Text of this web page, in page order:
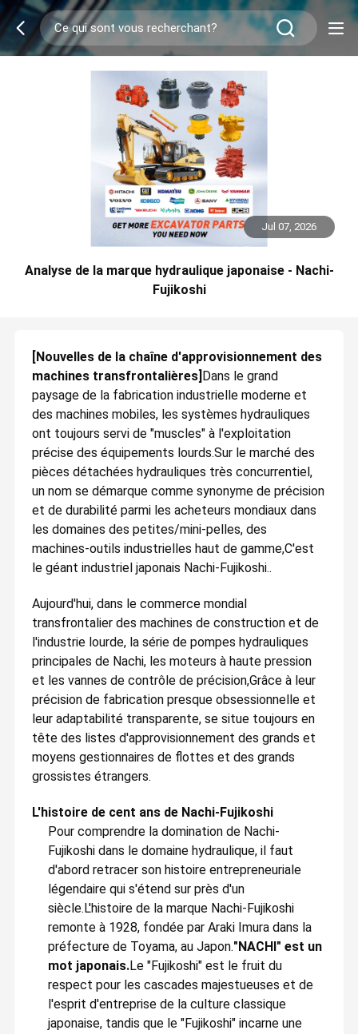
Jul 07, 2026
Analyse de la marque hydraulique japonaise - Nachi-
Fujikoshi
[Nouvelles de la chaîne d'approvisionnement des
machines transfrontalières] Dans le grand
paysage de la fabrication industrielle moderne et
des machines mobiles, les systèmes hydrauliques
ont toujours servi de "muscles" à l'exploitation
précise des équipements lourds.Sur le marché des
pièces détachées hydrauliques très concurrentiel,
un nom se démarque comme synonyme de précision
et de durabilité parmi les acheteurs mondiaux dans
les domaines des petites/mini-pelles, des
machines-outils industrielles haut de gamme,C'est
le géant industriel japonais Nachi-Fujikoshi..
Aujourd'hui, dans le commerce mondial
transfrontalier des machines de construction et de
l'industrie lourde, la série de pompes hydrauliques
principales de Nachi, les moteurs à haute pression
et les vannes de contrôle de précision,Grâce à leur
précision de fabrication presque obsessionnelle et
leur adaptabilité transparente, se situe toujours en
tête des listes d'approvisionnement des grands et
moyens gestionnaires de flottes et des grands
grossistes étrangers.
L'histoire de cent ans de Nachi-Fujikoshi
Pour comprendre la domination de Nachi-
Fujikoshi dans le domaine hydraulique, il faut
d'abord retracer son histoire entrepreneuriale
légendaire qui s'étend sur près d'un
siècle.L'histoire de la marque Nachi-Fujikoshi
remonte à 1928, fondée par Araki Imura dans la
préfecture de Toyama, au Japon."NACHI" est un
mot japonais.Le "Fujikoshi" est le fruit du
respect pour les cascades majestueuses et de
l'esprit d'entreprise de la culture classique
japonaise, tandis que le "Fujikoshi" incarne une